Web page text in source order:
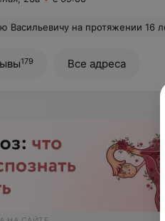
не работал, всегда за ним). Врач от Бога и человек с большой буквы. Прием всегда чёткий, детальный. Узи почек у других
179 Все адреса